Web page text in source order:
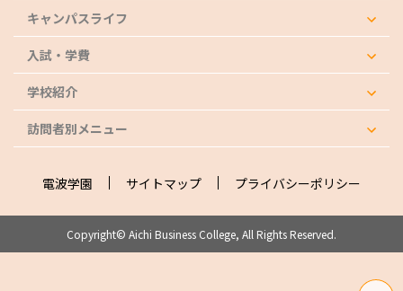
キャンパスライフ
入試・学費
学校紹介
訪問者別メニュー
Copyright© Aichi Business College, All Rights Reserved.
電波学園 サイトマップ プライバシーポリシー